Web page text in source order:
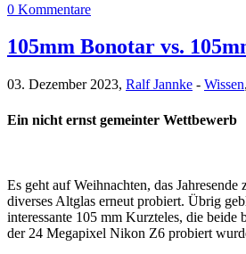
0 Kommentare
105mm Bonotar vs.
03. Dezember 2023, Ralf Jannke - Wissen,
Ein nicht ernst gemeinter Wettbewerb
Es geht auf Weihnachten, das
diverses Altglas erneut probiert. Übrig
interessante 105 mm Kurzteles, die beide
der 24 Megapixel Nikon Z6 probiert